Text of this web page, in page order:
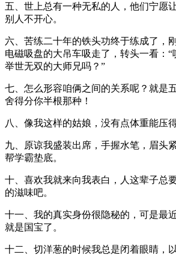
五、世上总有一种无私的人，他们宁愿
别人不开心。
六、苦练二十年的铁头功终于练成了，
电磁吸盘的大吊车吸走了，转头一看：
举世无双的大师兄吗？”
七、怎么形容咱俩之间的关系呢？就是
舍得分你半根那种！
八、像我这样的姑娘，没有点体重能压
九、原谅我盛装出席，手握水笔，眉头
帮学霸垫底。
十、喜欢我就来向我表白，人这辈子总
的滋味吧。
十一、我的真实身份很隐秘的，可是最
就是国宝了。
十二、切洋葱的时候我总是闭着眼睛，